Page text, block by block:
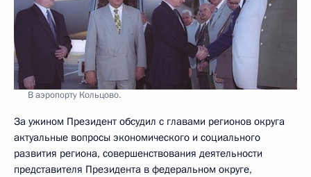
В аэропорту Кольцово.
За ужином Президент обсудил с главами регионов округа
актуальные вопросы экономического и социального
развития региона, совершенствования деятельности
представителя Президента в федеральном округе,